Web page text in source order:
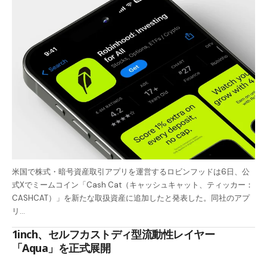
米国で株式・暗号資産取引アプリを運営するロビンフッドは6日、公
式Xでミームコイン「Cash Cat（キャッシュキャット、ティッカー：
CASHCAT）」を新たな取扱資産に追加したと発表した。同社のアプ
リ…
1inch、セルフカストディ型流動性レイヤー
「Aqua」を正式展開